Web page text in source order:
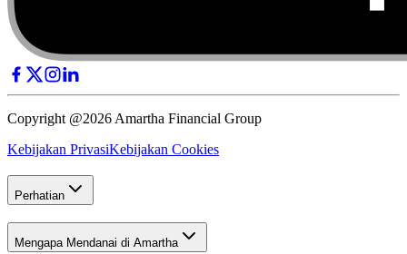
Copyright @2026 Amartha Financial Group
Kebijakan PrivasiKebijakan Cookies
Perhatian
Mengapa Mendanai di Amartha